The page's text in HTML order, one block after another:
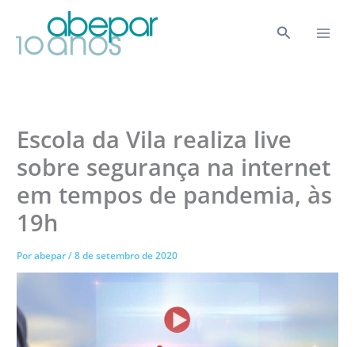
conteúdo
Pesquisar
Escola da Vila realiza live
sobre segurança na internet
em tempos de pandemia, às
19h
Porabepar/8 de setembro de 2020